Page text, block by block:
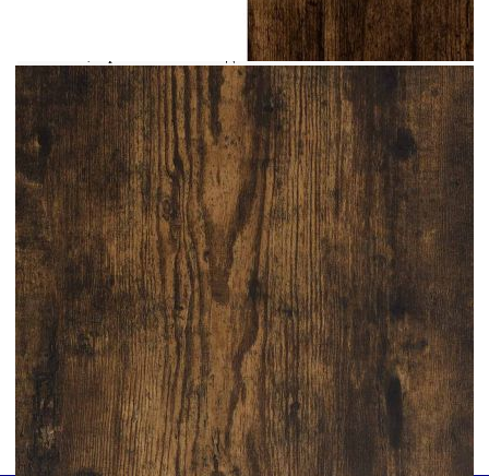
специално за вашите стени. Ако не сте сигурни,
можете да се консултирате с професионалист.
Моля, прочетете и следвайте всяка стъпка от
инструкциите.
Цвят: Пушен дъб
Материал: Инженерна дървесина
Общи размери: 40 x 29,5 x 60 см (Ш x Д x
Максимална товароносимост (обща): 90 кг
Максимална товароносимост (на рафт): 20
кг
Име на серията: Рига
Необходим монтаж: Да